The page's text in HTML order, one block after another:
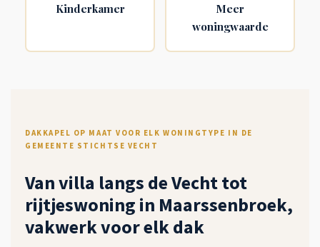
Kinderkamer
Meer
woningwaarde
DAKKAPEL OP MAAT VOOR ELK WONINGTYPE IN DE
GEMEENTE STICHTSE VECHT
Van villa langs de Vecht tot
rijtjeswoning in Maarssenbroek,
vakwerk voor elk dak